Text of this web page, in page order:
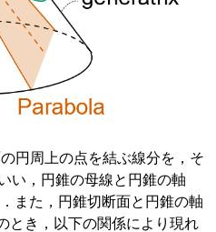
円周上の点を結ぶ線分を，そ
い，円錐の母線と円錐の軸
また，円錐切断面と円錐の軸
とき，以下の関係により現れ